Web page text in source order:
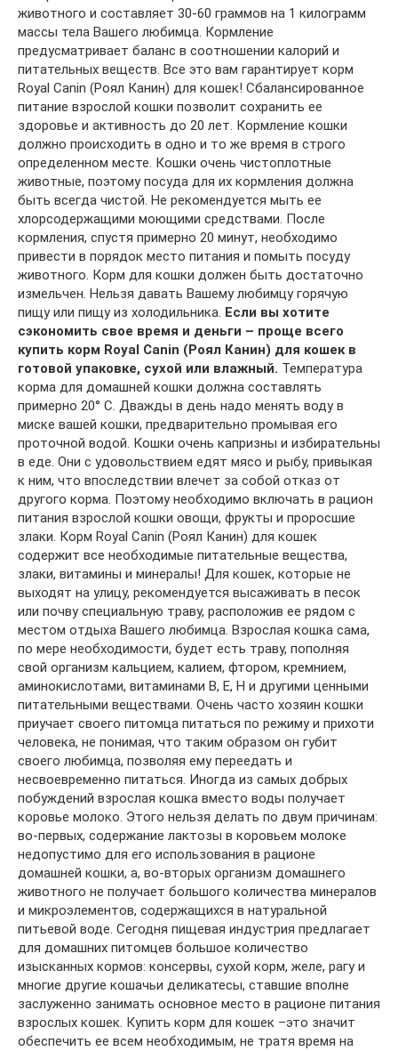
животного и составляет 30-60 граммов на 1 килограмм
массы тела Вашего любимца. Кормление
предусматривает баланс в соотношении калорий и
питательных веществ. Все это вам гарантирует корм
Royal Canin (Роял Канин) для кошек! Сбалансированное
питание взрослой кошки позволит сохранить ее
здоровье и активность до 20 лет. Кормление кошки
должно происходить в одно и то же время в строго
определенном месте. Кошки очень чистоплотные
животные, поэтому посуда для их кормления должна
быть всегда чистой. Не рекомендуется мыть ее
хлорсодержащими моющими средствами. После
кормления, спустя примерно 20 минут, необходимо
привести в порядок место питания и помыть посуду
животного. Корм для кошки должен быть достаточно
измельчен. Нельзя давать Вашему любимцу горячую
пищу или пищу из холодильника. Если вы хотите
сэкономить свое время и деньги – проще всего
купить корм Royal Canin (Роял Канин) для кошек в
готовой упаковке, сухой или влажный. Температура
корма для домашней кошки должна составлять
примерно 20° С. Дважды в день надо менять воду в
миске вашей кошки, предварительно промывая его
проточной водой. Кошки очень капризны и избирательны
в еде. Они с удовольствием едят мясо и рыбу, привыкая
к ним, что впоследствии влечет за собой отказ от
другого корма. Поэтому необходимо включать в рацион
питания взрослой кошки овощи, фрукты и проросшие
злаки. Корм Royal Canin (Роял Канин) для кошек
содержит все необходимые питательные вещества,
злаки, витамины и минералы! Для кошек, которые не
выходят на улицу, рекомендуется высаживать в песок
или почву специальную траву, расположив ее рядом с
местом отдыха Вашего любимца. Взрослая кошка сама,
по мере необходимости, будет есть траву, пополняя
свой организм кальцием, калием, фтором, кремнием,
аминокислотами, витаминами B, Е, H и другими ценными
питательными веществами. Очень часто хозяин кошки
приучает своего питомца питаться по режиму и прихоти
человека, не понимая, что таким образом он губит
своего любимца, позволяя ему переедать и
несвоевременно питаться. Иногда из самых добрых
побуждений взрослая кошка вместо воды получает
коровье молоко. Этого нельзя делать по двум причинам:
во-первых, содержание лактозы в коровьем молоке
недопустимо для его использования в рационе
домашней кошки, а, во-вторых организм домашнего
животного не получает большого количества минералов
и микроэлементов, содержащихся в натуральной
питьевой воде. Сегодня пищевая индустрия предлагает
для домашних питомцев большое количество
изысканных кормов: консервы, сухой корм, желе, рагу и
многие другие кошачьи деликатесы, ставшие вполне
заслуженно занимать основное место в рационе питания
взрослых кошек. Купить корм для кошек –это значит
обеспечить ее всем необходимым, не тратя время на